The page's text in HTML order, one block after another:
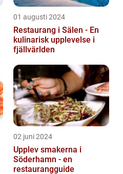
01 augusti 2024
Restaurang i Sälen - En
kulinarisk upplevelse i
fjällvärlden
02 juni 2024
Upplev smakerna i
Söderhamn - en
restaurangguide